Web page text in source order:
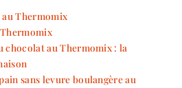
Thermomix
chocolat au Thermomix : la
sans levure boulangère au